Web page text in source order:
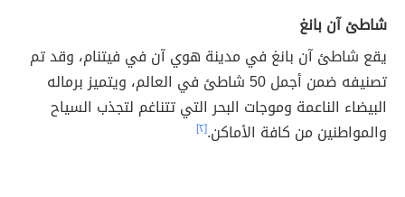
شاطئ آن بانغ
يقع شاطئ آن بانغ في مدينة هوي آن في فيتنام، وقد تم
تصنيفه ضمن أجمل 50 شاطئ في العالم، ويتميز برماله
البيضاء الناعمة وموجات البحر التي تتناغم لتجذب السياح
والمواطنين من كافة الأماكن.[٢]